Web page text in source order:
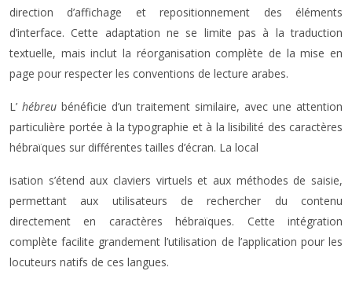
direction d’affichage et repositionnement des éléments
d’interface. Cette adaptation ne se limite pas à la traduction
textuelle, mais inclut la réorganisation complète de la mise en
page pour respecter les conventions de lecture arabes.
L’ hébreu bénéficie d’un traitement similaire, avec une attention
particulière portée à la typographie et à la lisibilité des caractères
hébraïques sur différentes tailles d’écran. La local
isation s’étend aux claviers virtuels et aux méthodes de saisie,
permettant aux utilisateurs de rechercher du contenu
directement en caractères hébraïques. Cette intégration
complète facilite grandement l’utilisation de l’application pour les
locuteurs natifs de ces langues.